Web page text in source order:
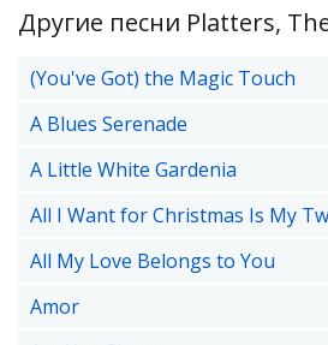
Другие песни Platters,
(You've Got) the Magic Touch
A Blues Serenade
A Little White Gardenia
All I Want for Christmas Is My
All My Love Belongs to You
Amor